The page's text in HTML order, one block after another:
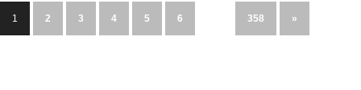
1 2 3 4 5 6 358 »